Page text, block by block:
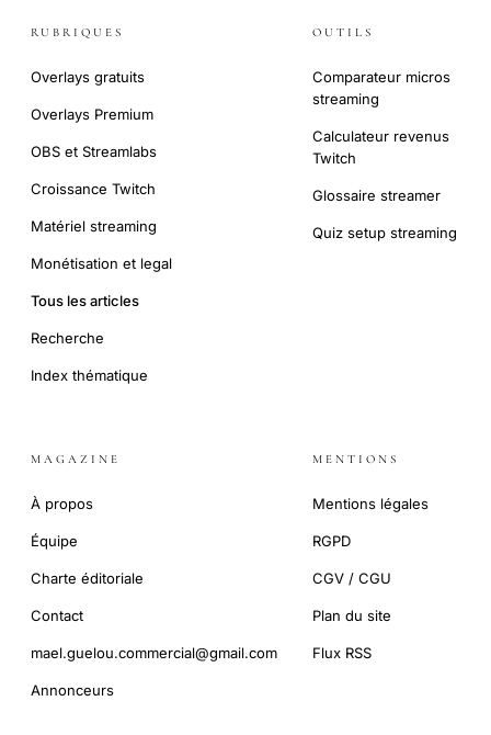
RUBRIQUES
Overlays gratuits
Overlays Premium
OBS et Streamlabs
Croissance Twitch
Matériel streaming
Monétisation et legal
Tous les articles
Recherche
Index thématique
OUTILS
Comparateur micros
streaming
Calculateur revenus
Twitch
Glossaire streamer
Quiz setup streaming
MAGAZINE
À propos
Équipe
Charte éditoriale
Contact
mael.guelou.commercial@gmail.com
Annonceurs
MENTIONS
Mentions légales
RGPD
CGV / CGU
Plan du site
Flux RSS